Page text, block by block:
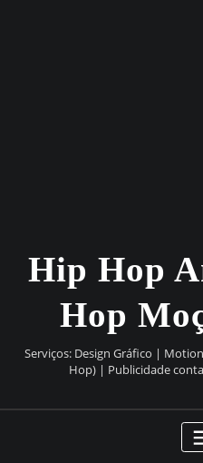
Hip Hop
Hop
Serviços: Design Gráfico |
Hop) | Publicidade